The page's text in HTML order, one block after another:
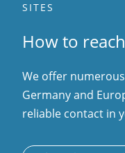
SITES
How to
We offer
Germany and
reliable contact in